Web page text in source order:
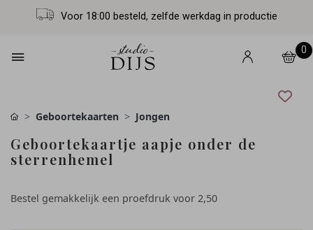
Voor 18:00 besteld, zelfde werkdag in productie
0
Geboortekaarten Jongen
Geboortekaartje aapje onder de
sterrenhemel
Bestel gemakkelijk een proefdruk voor 2,50